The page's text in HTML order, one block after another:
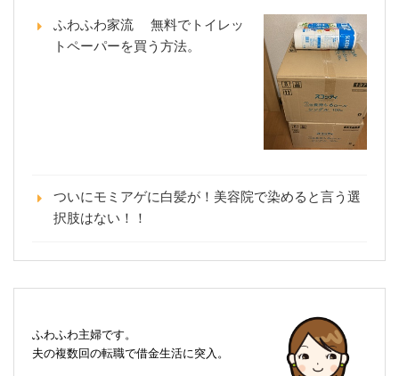
ふわふわ家流 無料でトイレッ
トペーパーを買う方法。
ついにモミアゲに白髪が！美容院で染めると言う選
択肢はない！！
ふわふわ主婦です。
夫の複数回の転職で借金生活に突入。